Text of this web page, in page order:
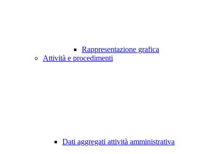
Rappresentazione grafica
Attività e procedimenti
Dati aggregati attività amministrativa